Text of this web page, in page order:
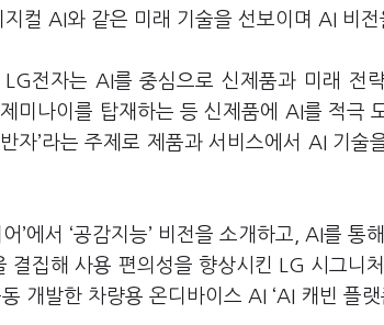
컬 AI와 같은 미래 기술을 선보이며 AI 비
전자는 AI를 중심으로 신제품과 미래 전
미나이를 탑재하는 등 신제품에 AI를 적극
자’라는 주제로 제품과 서비스에서 AI 기
’에서 ‘공감지능’ 비전을 소개하고, AI를 통
결집해 사용 편의성을 향상시킨 LG 시그니
개발한 차량용 온디바이스 AI ‘AI 캐빈 플랫